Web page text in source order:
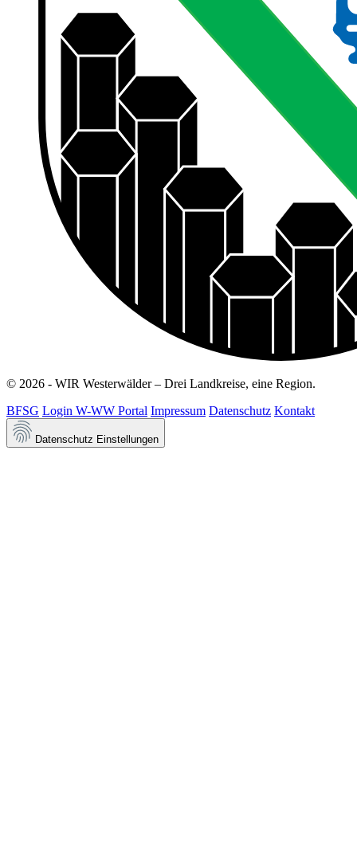
© 2026 - WIR Westerwälder – Drei Landkreise, eine Region.
BFSG Login W-WW Portal Impressum Datenschutz Kontakt
Datenschutz Einstellungen